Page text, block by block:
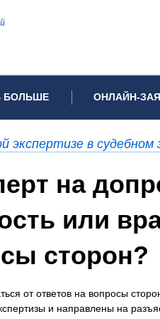
экспертиза
экспертиза
техническая экспертиза
экспертиза
экспертиза
БОЛЬШЕ
экспертиз
база
ОНЛАЙН-
Заявка на
Заявка на
Задать вопрос
экспертизе в судебном
на
или
сторон?
от ответов на вопросы
и направлены на